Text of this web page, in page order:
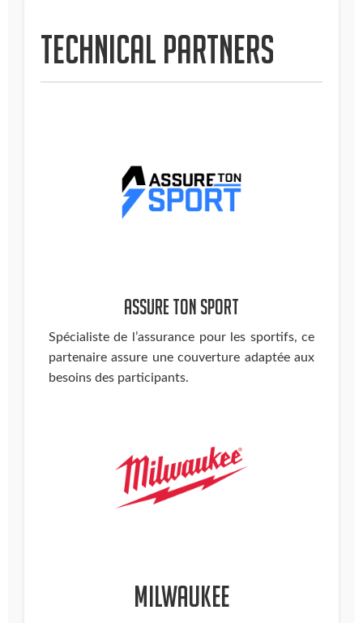
Technical partners
Assure ton sport
Spécialiste de l’assurance pour les sportifs, ce
partenaire assure une couverture adaptée aux
besoins des participants.
MILWAUKEE